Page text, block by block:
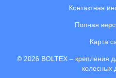
Контактная
Полная
Карта
© 2026 BOLTEX – крепления
колесных